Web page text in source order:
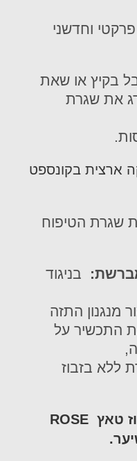
וחדשני
בקיץ או שאת
את שגרת
ארצית בקונספט
שגרת הטיפוח
בניגוד
מנגנון התזה
התכשיר על
ללא בזבוז
ערכה כוללת 2 קפסולות רוז טאץ ROSE